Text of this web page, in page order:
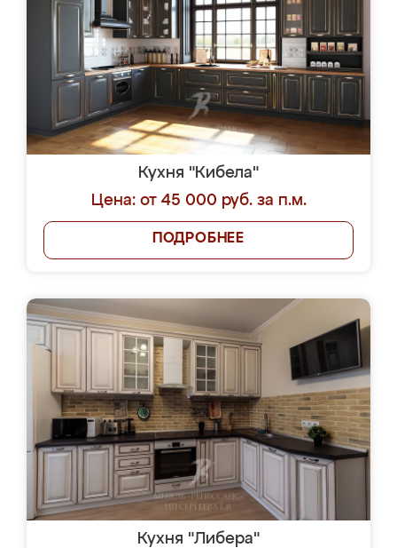
Кухня "Кибела"
Цена: от 45 000 руб. за п.м.
ПОДРОБНЕЕ
Кухня "Либера"